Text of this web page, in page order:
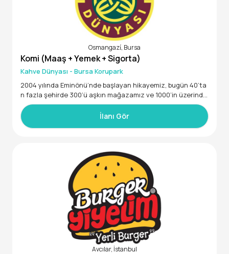
Osmangazi̇, Bursa
Komi (Maaş + Yemek + Sigorta)
Kahve Dünyası - Bursa Korupark
2004 yılında Eminönü’nde başlayan hikayemiz, bugün 40’ta
n fazla şehirde 300’ü aşkın mağazamız ve 1000’in üzerinde
satış noktamızla Türkiye’nin en geniş coğrafi yayılıma sahip
kahve zinciri olmamızı sağladı. Türkiye’nin yanı sıra İngilter
e, Romanya, Kuzey Kıbrıs Türk Cumhuriyeti, Birleşik Arap Emi
bir şekilde hazırlanması,
ayrılmalarını sağlamak,
GENEL NİTELİKLER
İlanı Gör
Avcılar, İstanbul